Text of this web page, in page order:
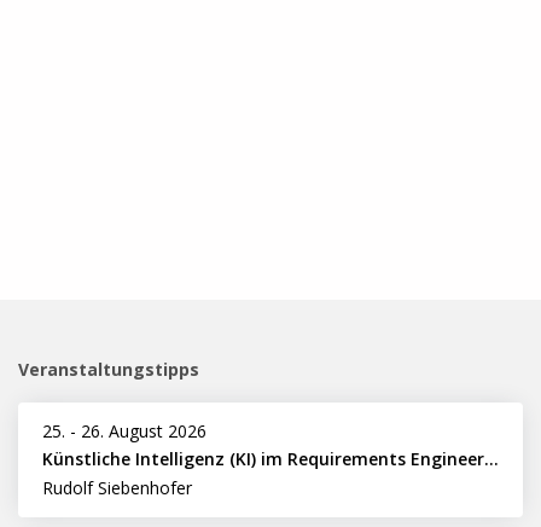
Veranstaltungstipps
25. - 26. August 2026
Künstliche Intelligenz (KI) im Requirements Engineering erfolgreich einsetzen
Rudolf Siebenhofer